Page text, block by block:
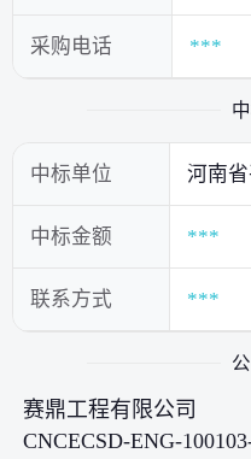
采购电话 ***
中标单位 河南
中标金额 ***
联系方式 ***
赛鼎工程有限公司
CNCECSD-ENG-